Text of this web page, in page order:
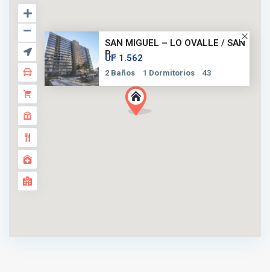
SAN MIGUEL – LO OVALLE / SAN
P...
UF 1.562
2 Baños 1 Dormitorios 43